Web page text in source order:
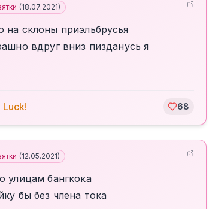
(18.07.2021)
на склоны приэльбрусья
вдруг вниз пизданусь я
Luck! 68
(12.05.2021)
улицам бангкока
бы без члена тока